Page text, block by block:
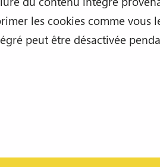
les cookies comme vous
peut être désactivée